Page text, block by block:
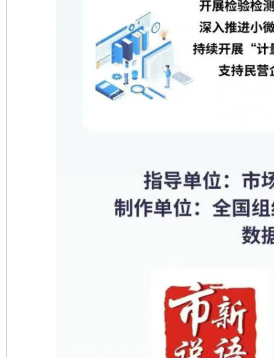
东山县通报“牛蛙产品抗生素超标问题” 法
一